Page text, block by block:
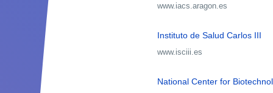
www.iacs.aragon.es
Instituto de Salud Carlos III
www.isciii.es
National Center for